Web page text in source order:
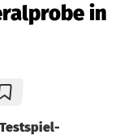
in